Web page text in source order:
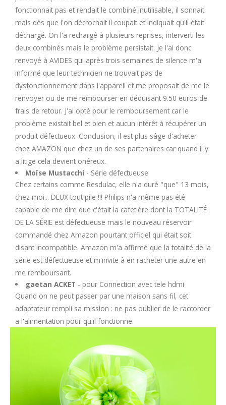
fonctionnait pas et rendait le combiné inutilisable, il sonnait
mais dès que l'on décrochait il coupait et indiquait qu'il était
déchargé. On l'a rechargé à plusieurs reprises, interverti les
deux combinés mais le problème persistait. Je l'ai donc
renvoyé à AVIDES qui après trois semaines de silence m'a
informé que leur technicien ne trouvait pas de
dysfonctionnement dans l'appareil et me proposait de me le
renvoyer ou de me rembourser en déduisant 9.50 euros de
frais de retour. J'ai opté pour le remboursement car le
problème existait bel et bien et aucun intérêt à récupérer un
produit défectueux. Conclusion, il est plus sâge d'acheter
chez AMAZON que chez un de ses partenaires car quand il y
a litige cela devient onéreux.
Moïse Mustacchi - Série défectueuse
Chez certains comme Resdulac, elle n'a duré "que" 13 mois,
chez moi... DEUX tout pile !!! Philips n'a même pas été
capable de me dire que c'était la cafetière dont la TOTALITÉ
DE LA SÉRIE est défectueuse mais le nouveau réservoir
commandé chez Amazon pourtant officiel qui était soit
disant incompatible. Amazon m'a affirmé que la totalité de la
série est défectueuse et m'invite à en racheter une autre en
me remboursant.
gaetan ACKET - pour Connection avec tele hdmi
Quand on ne peut passer par une maison sans fil, cet
adaptateur rempli sa mission : ne pas oublier de le raccorder
a l'alimentation pour qu'il fonctionne.